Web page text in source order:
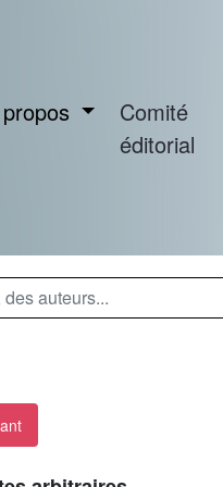
Comité
éditorial